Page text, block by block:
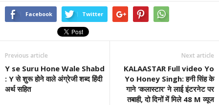
Facebook Twitter
Previous article
Y se Suru Hone Wale Shabd
: Y से शुरू होने वाले अंग्रेजी शब्द हिंदी
अर्थ सहित
Next article
KALAASTAR Full video Yo
Yo Honey Singh: हनी सिंह के
गाने ‘कलास्टार’ ने लाई इंटरनेट पर
तबाही, दो दिनों में मिले 48 M व्यूज